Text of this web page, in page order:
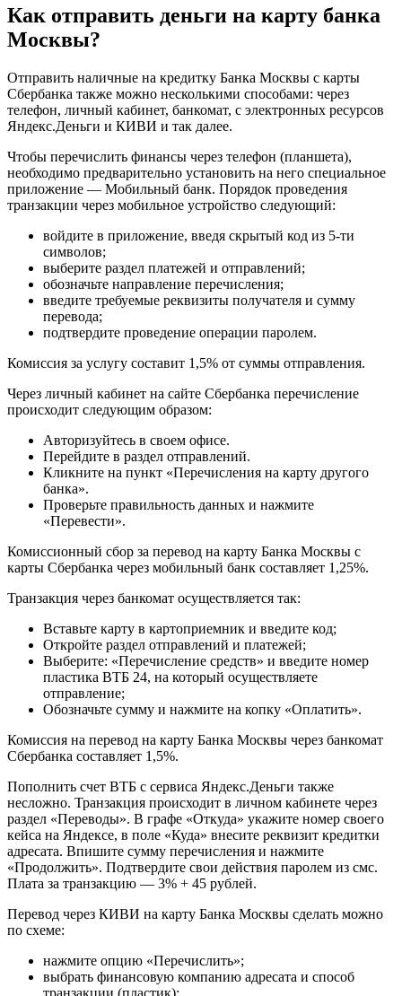
Как отправить деньги на карту банка
Москвы?
Отправить наличные на кредитку Банка Москвы с карты
Сбербанка также можно несколькими способами: через
телефон, личный кабинет, банкомат, с электронных ресурсов
Яндекс.Деньги и КИВИ и так далее.
Чтобы перечислить финансы через телефон (планшета),
необходимо предварительно установить на него специальное
приложение — Мобильный банк. Порядок проведения
транзакции через мобильное устройство следующий:
войдите в приложение, введя скрытый код из 5-ти
символов;
выберите раздел платежей и отправлений;
обозначьте направление перечисления;
введите требуемые реквизиты получателя и сумму
перевода;
подтвердите проведение операции паролем.
Комиссия за услугу составит 1,5% от суммы отправления.
Через личный кабинет на сайте Сбербанка перечисление
происходит следующим образом:
Авторизуйтесь в своем офисе.
Перейдите в раздел отправлений.
Кликните на пункт «Перечисления на карту другого
банка».
Проверьте правильность данных и нажмите
«Перевести».
Комиссионный сбор за перевод на карту Банка Москвы с
карты Сбербанка через мобильный банк составляет 1,25%.
Транзакция через банкомат осуществляется так:
Вставьте карту в картоприемник и введите код;
Откройте раздел отправлений и платежей;
Выберите: «Перечисление средств» и введите номер
пластика ВТБ 24, на который осуществляете
отправление;
Обозначьте сумму и нажмите на копку «Оплатить».
Комиссия на перевод на карту Банка Москвы через банкомат
Сбербанка составляет 1,5%.
Пополнить счет ВТБ с сервиса Яндекс.Деньги также
несложно. Транзакция происходит в личном кабинете через
раздел «Переводы». В графе «Откуда» укажите номер своего
кейса на Яндексе, в поле «Куда» внесите реквизит кредитки
адресата. Впишите сумму перечисления и нажмите
«Продолжить». Подтвердите свои действия паролем из смс.
Плата за транзакцию — 3% + 45 рублей.
Перевод через КИВИ на карту Банка Москвы сделать можно
по схеме:
нажмите опцию «Перечислить»;
выбрать финансовую компанию адресата и способ